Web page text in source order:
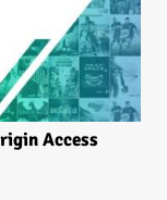
Access